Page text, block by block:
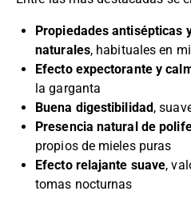
Propiedades antisépticas
naturales, habituales en
Efecto expectorante y
la garganta
Buena digestibilidad,
Presencia natural de
propios de mieles puras
Efecto relajante suave,
tomas nocturnas